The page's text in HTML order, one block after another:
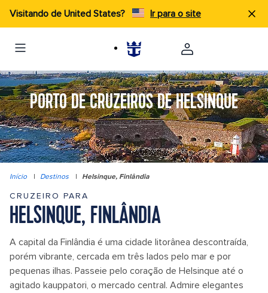
Visitando de United States? Ir para o site
PORTO DE CRUZEIROS DE HELSINQUE
Início | Destinos | Helsinque, Finlândia
CRUZEIRO PARA
HELSINQUE, FINLÂNDIA
A capital da Finlândia é uma cidade litorânea descontraída,
porém vibrante, cercada em três lados pelo mar e por
pequenas ilhas. Passeie pelo coração de Helsinque até o
agitado kauppatori, o mercado central. Admire elegantes